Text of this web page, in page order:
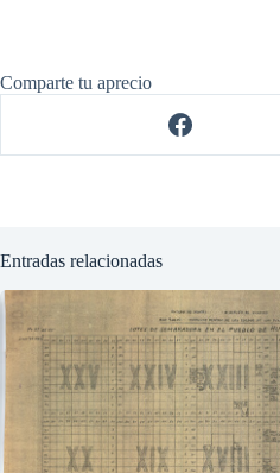
Comparte tu aprecio
Entradas relacionadas